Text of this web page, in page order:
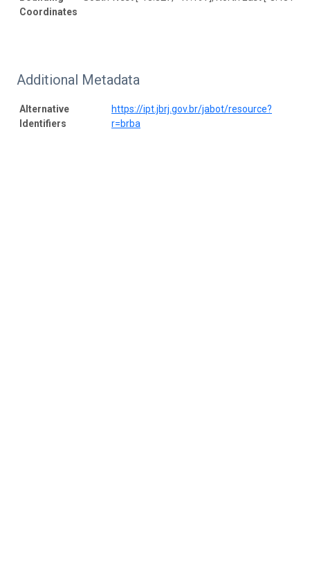
Coordinates
Additional Metadata
Alternative
Identifiers
https://ipt.jbrj.gov.br/jabot/resource?
r=brba